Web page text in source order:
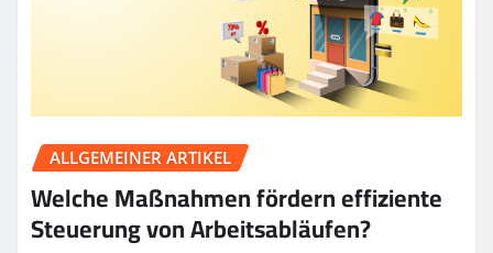
ALLGEMEINER ARTIKEL
Welche Maßnahmen fördern effiziente
Steuerung von Arbeitsabläufen?